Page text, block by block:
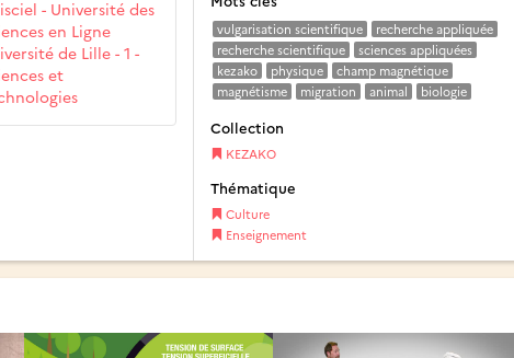
- Université des
en Ligne
de Lille - 1 -
et
vulgarisation scientifique
recherche appliquée
recherche scientifique
sciences appliquées
kezako
physique
champ magnétique
magnétisme
migration animal biologie
Collection
KEZAKO
Thématique
Culture
Enseignement